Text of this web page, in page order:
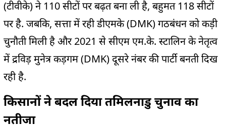
(टीवीके) ने 110 सीटों पर बढ़त बना ली है, बहुमत 118 सीटों
पर है. जबकि, सत्ता में रही डीएमके (DMK) गठबंधन को कड़ी
चुनौती मिली है और 2021 से सीएम एम.के. स्टालिन के नेतृत्व
में द्रविड़ मुनेत्र कड़गम (DMK) दूसरे नंबर की पार्टी बनती दिख
रही है.
किसानों ने बदल दिया तमिलनाडु चुनाव का
नतीजा